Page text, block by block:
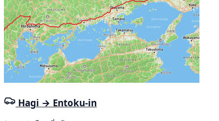
Hagi → Entoku-in